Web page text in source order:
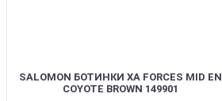
SALOMON БОТИНКИ XA FORCES MID EN
COYOTE BROWN 149901